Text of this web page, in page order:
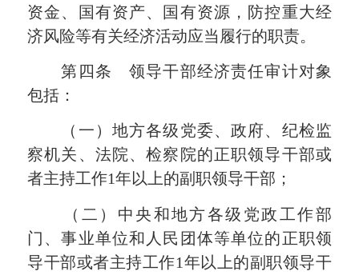
资金、国有资产、国有资源，防控重大经
济风险等有关经济活动应当履行的职责。
第四条 领导干部经济责任审计对象
包括：
（一）地方各级党委、政府、纪检监
察机关、法院、检察院的正职领导干部或
者主持工作1年以上的副职领导干部；
（二）中央和地方各级党政工作部
门、事业单位和人民团体等单位的正职领
导干部或者主持工作1年以上的副职领导干